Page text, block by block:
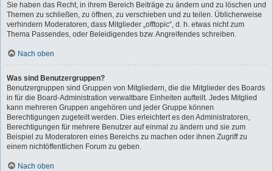
Sie haben das Recht, in ihrem Bereich Beiträge zu ändern und zu löschen und
Themen zu schließen, zu öffnen, zu verschieben und zu teilen. Üblicherweise
verhindern Moderatoren, dass Mitglieder „offtopic“, d. h. etwas nicht zum
Thema Passendes, oder Beleidigendes bzw. Angreifendes schreiben.
Nach oben
Was sind Benutzergruppen?
Benutzergruppen sind Gruppen von Mitgliedern, die die Mitglieder des Boards
in für die Board-Administration verwaltbare Einheiten aufteilt. Jedes Mitglied
kann mehreren Gruppen angehören und jeder Gruppe können
Berechtigungen zugeteilt werden. Dies erleichtert es den Administratoren,
Berechtigungen für mehrere Benutzer auf einmal zu ändern und sie zum
Beispiel zu Moderatoren eines Bereichs zu machen oder ihnen Zugriff zu
einem nichtöffentlichen Forum zu geben.
Nach oben